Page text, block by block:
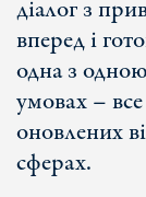
діалог з
вперед і
одна з
умовах –
оновлених
сферах.